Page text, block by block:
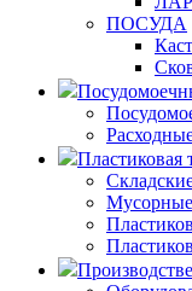
ПОСУДА
Пластиковая